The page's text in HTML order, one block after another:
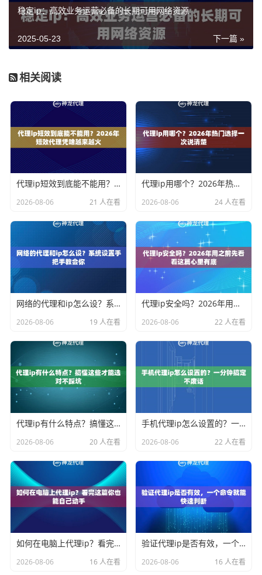
稳定ip：高效业务运营必备的长期可用网络资源
下一篇 »
2025-05-23
相关阅读
代理ip短效到底能不能用？2026年短效代理凭啥越来越火
2026-08-06 21 人在看
代理ip用哪个？2026年热门选择一次说清楚
2026-08-06 24 人在看
网络的代理和ip怎么设？系统设置手把手教会你
2026-08-06 19 人在看
代理ip安全吗？2026年用之前先看看这篇心里有底
2026-08-06 22 人在看
代理ip有什么特点？搞懂这些才能选对不踩坑
2026-08-06 20 人在看
手机代理ip怎么设置的？一分钟搞定不废话
2026-08-06 22 人在看
如何在电脑上代理ip？看完这篇你也能自己动手
2026-08-06 16 人在看
验证代理ip是否有效，一个命令就能快速判断
2026-08-06 16 人在看